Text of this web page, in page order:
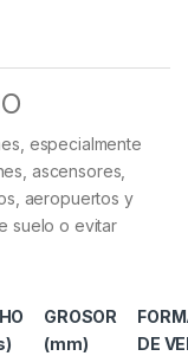
especialmente
ascensores,
aeropuertos y
suelo o evitar
GROSOR
(mm)
DE